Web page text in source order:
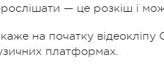
— це розкіш і
на початку відеокліпу
платформах.